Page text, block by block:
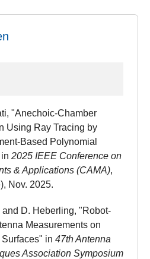
"Anechoic-Chamber
Using Ray Tracing by
Based Polynomial
2025 IEEE Conference on
& Applications (CAMA),
Nov. 2025.
and D. Heberling, "Robot-
Measurements on
in 47th Antenna
Association Symposium